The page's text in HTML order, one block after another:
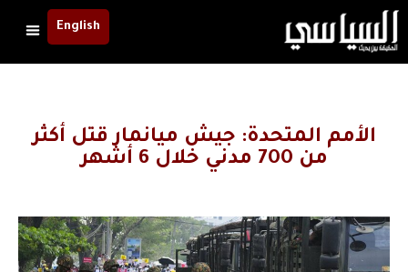
English
الأمم المتحدة: جيش ميانمار قتل أكثر
من 700 مدني خلال 6 أشهر